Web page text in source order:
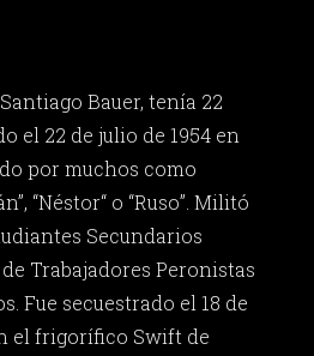
Bauer, tenía 22
el 22 de julio de 1954 en
por muchos como
“Néstor“ o “Ruso”. Militó
Secundarios
Trabajadores Peronistas
Fue secuestrado el 18 de
el frigorífico Swift de